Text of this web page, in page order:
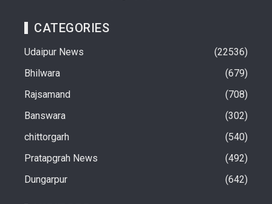
CATEGORIES
Udaipur News
22536
Bhilwara
679
Rajsamand
708
Banswara
302
chittorgarh
540
Pratapgrah News
492
Dungarpur
642